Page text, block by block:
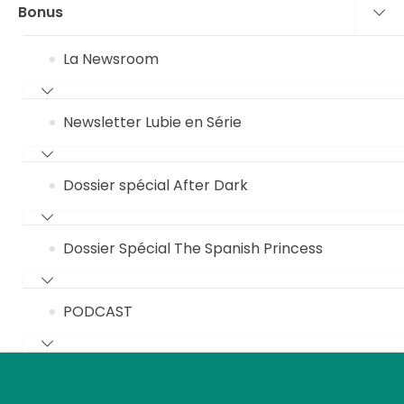
Bonus
La Newsroom
Newsletter Lubie en Série
Dossier spécial After Dark
Dossier Spécial The Spanish Princess
PODCAST